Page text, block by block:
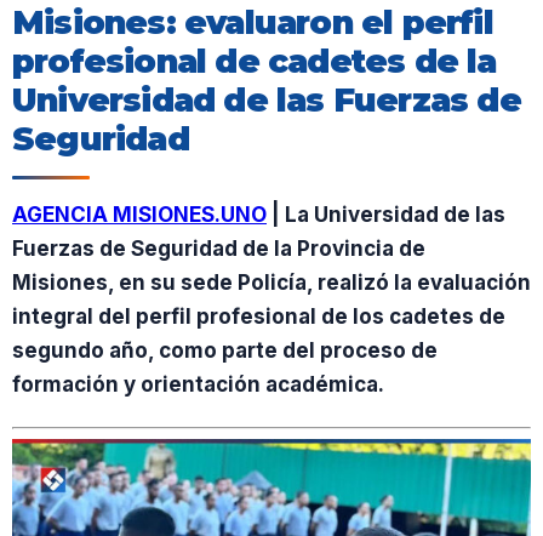
Misiones: evaluaron el perfil
profesional de cadetes de la
Universidad de las Fuerzas de
Seguridad
AGENCIA MISIONES.UNO | La Universidad de las
Fuerzas de Seguridad de la Provincia de
Misiones, en su sede Policía, realizó la evaluación
integral del perfil profesional de los cadetes de
segundo año, como parte del proceso de
formación y orientación académica.